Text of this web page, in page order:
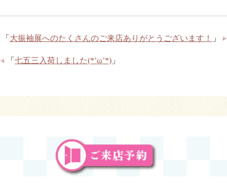
「 大振袖展へのたくさんのご来店ありがとうございます！ 」
「 七五三入荷しました(*’ω’*) 」